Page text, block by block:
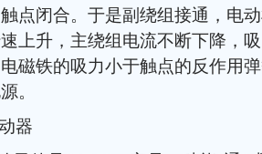
点闭合。于是副绕组接通，电
上升，主绕组电流不断下降，
磁铁的吸力小于触点的反作用
。
器